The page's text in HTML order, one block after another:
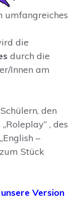
umfangreiches
die
durch die
Innen am
den
, des
–
Stück
Version